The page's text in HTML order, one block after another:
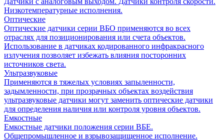
Низкотемпературные исполнения.
Оптические
Оптические датчики серии ВБО применяются во всех
отраслях для позиционирования или счета объектов.
Использование в датчиках кодированного инфракрасного
излучения позволяет избежать влияния посторонних
источников света.
Ультразвуковые
Применяются в тяжелых условиях запыленности,
задымленности, при прозрачных объектах воздействия
ультразвуковые датчики могут заменить оптические датчики
для определения наличия или контроля уровня объектов.
Емкостные
Емкостные датчики положения серии ВБЕ.
Общепромышленное и взрывозащищенное исполнение.